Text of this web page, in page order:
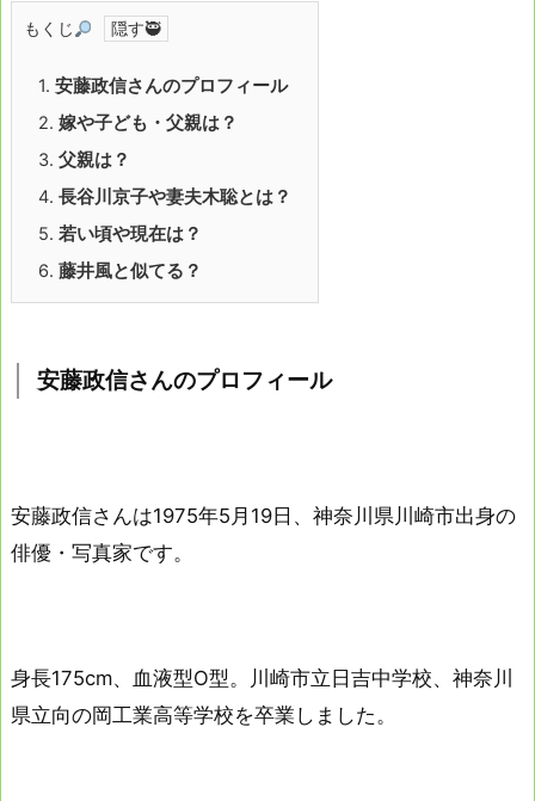
もくじ
1. 安藤政信さんのプロフィール
2. 嫁や子ども・父親は？
3. 父親は？
4. 長谷川京子や妻夫木聡とは？
5. 若い頃や現在は？
6. 藤井風と似てる？
安藤政信さんのプロフィール
安藤政信さんは1975年5月19日、神奈川県川崎市出身の
俳優・写真家です。
身長175cm、血液型O型。川崎市立日吉中学校、神奈川
県立向の岡工業高等学校を卒業しました。